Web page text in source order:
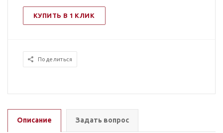
КУПИТЬ В 1 КЛИК
Поделиться
Описание Задать вопрос